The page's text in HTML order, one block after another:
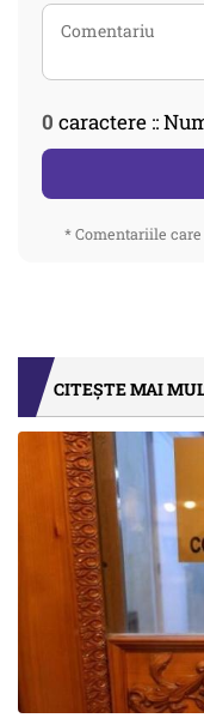
0 caractere ::
* Comentariile
CITEȘTE MAI